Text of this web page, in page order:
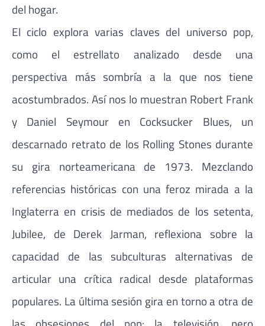
del hogar.
El ciclo explora varias claves del universo pop,
como el estrellato analizado desde una
perspectiva más sombría a la que nos tiene
acostumbrados. Así nos lo muestran Robert Frank
y Daniel Seymour en Cocksucker Blues, un
descarnado retrato de los Rolling Stones durante
su gira norteamericana de 1973. Mezclando
referencias históricas con una feroz mirada a la
Inglaterra en crisis de mediados de los setenta,
Jubilee, de Derek Jarman, reflexiona sobre la
capacidad de las subculturas alternativas de
articular una crítica radical desde plataformas
populares. La última sesión gira en torno a otra de